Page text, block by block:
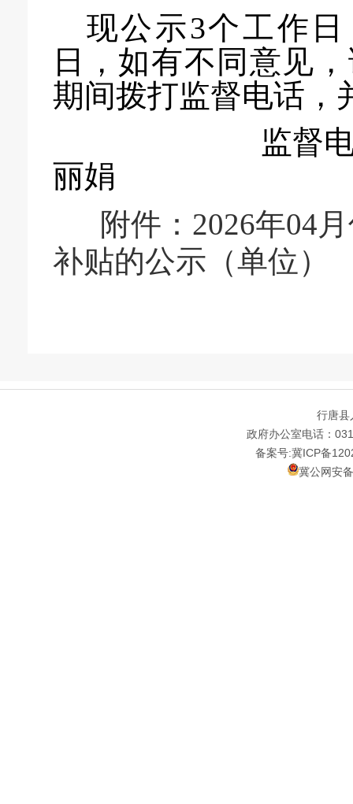
现公示3个工作
日，如有不同意见
期间拨打监督电话，
监督电话
丽娟
附件： 2026年04
补贴的公示（单位）